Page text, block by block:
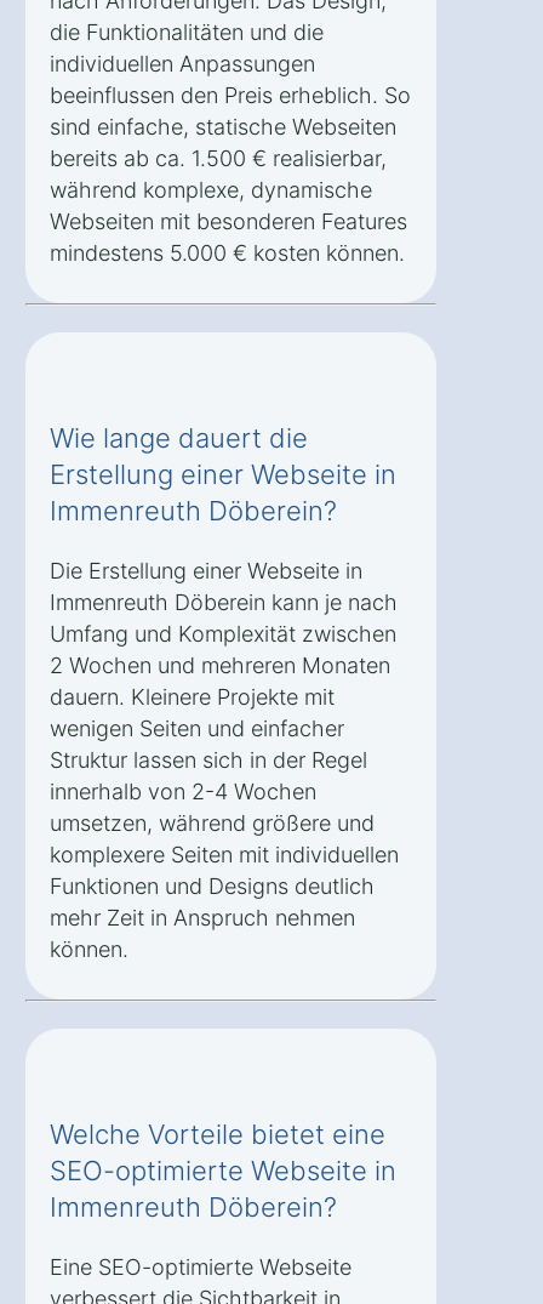
die Funktionalitäten und die
individuellen Anpassungen
beeinflussen den Preis erheblich. So
sind einfache, statische Webseiten
bereits ab ca. 1.500 € realisierbar,
während komplexe, dynamische
Webseiten mit besonderen Features
mindestens 5.000 € kosten können.
Wie lange dauert die
Erstellung einer Webseite in
Immenreuth Döberein?
Die Erstellung einer Webseite in
Immenreuth Döberein kann je nach
Umfang und Komplexität zwischen
2 Wochen und mehreren Monaten
dauern. Kleinere Projekte mit
wenigen Seiten und einfacher
Struktur lassen sich in der Regel
innerhalb von 2-4 Wochen
umsetzen, während größere und
komplexere Seiten mit individuellen
Funktionen und Designs deutlich
mehr Zeit in Anspruch nehmen
können.
Welche Vorteile bietet eine
SEO-optimierte Webseite in
Immenreuth Döberein?
Eine SEO-optimierte Webseite
verbessert die Sichtbarkeit in